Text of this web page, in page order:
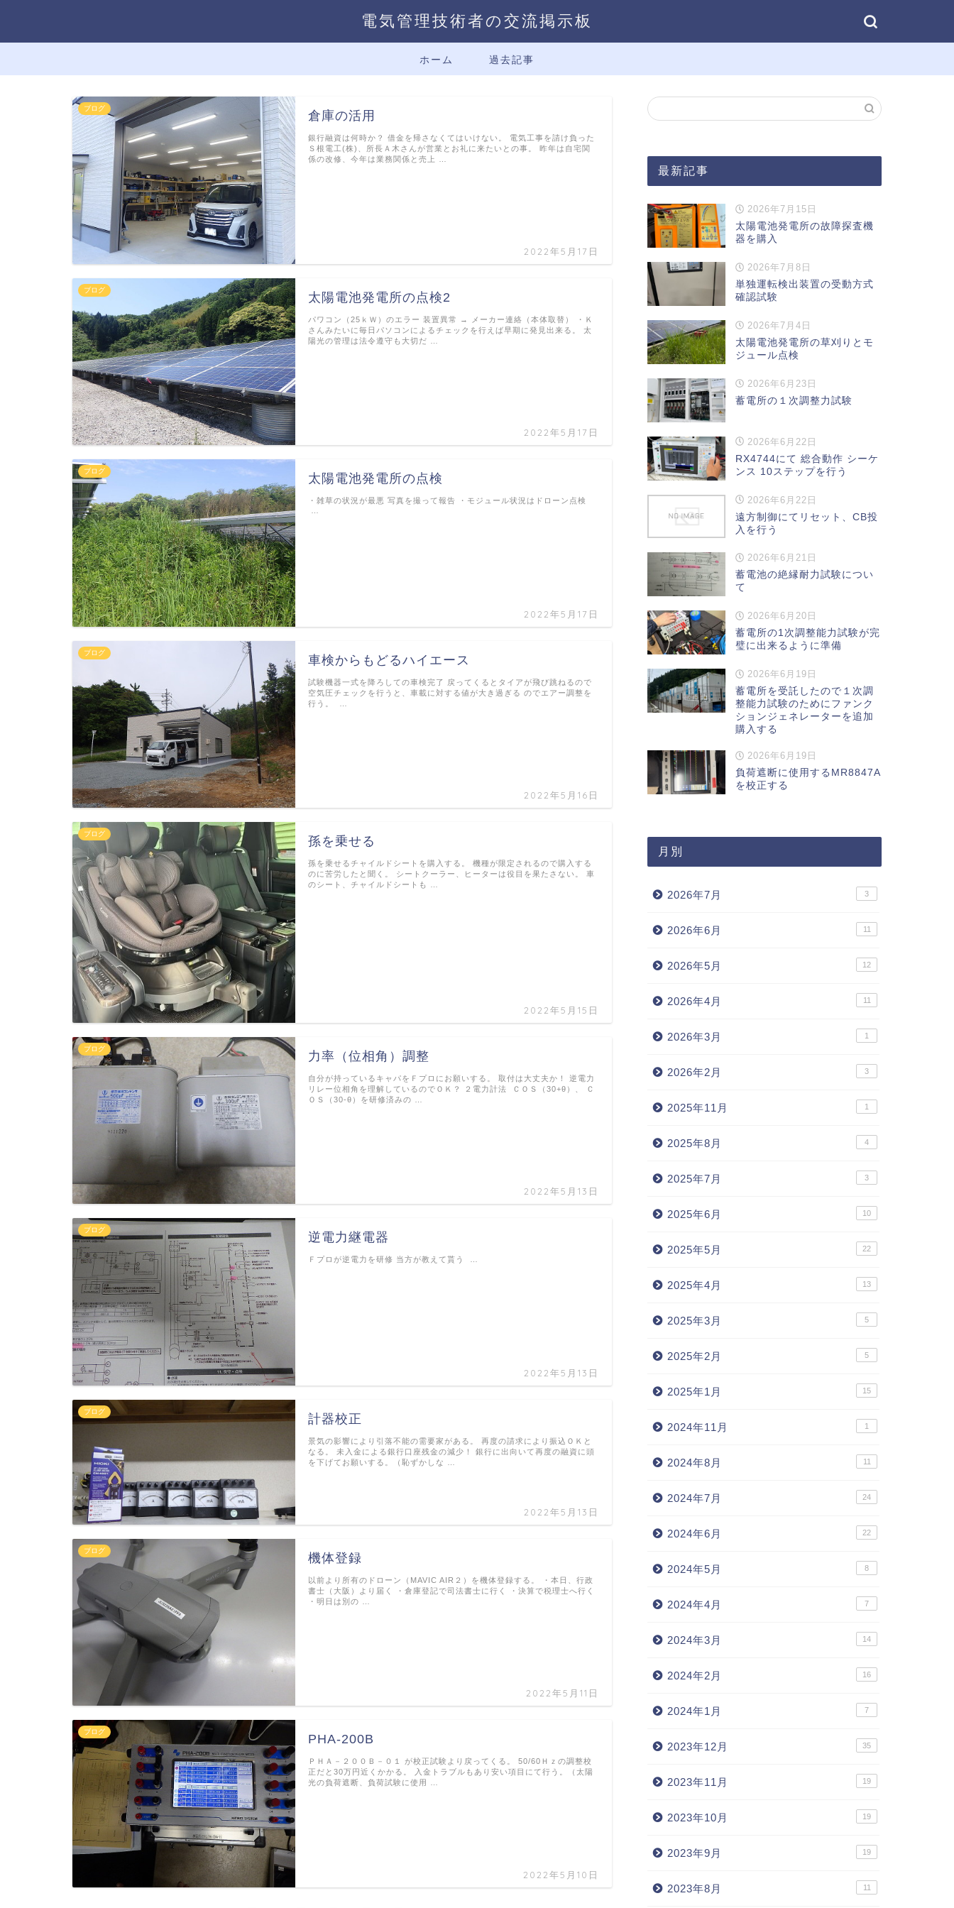
電気管理技術者の交流掲示板
ホーム 過去記事
ブログ
倉庫の活用
2022年5月17日
銀行融資は何時か？ 借金を帰さなくてはいけない。 電気工事を請け負った
Ｓ根電工(株)、所長Ａ木さんが営業とお礼に来たいとの事。 昨年は自宅関
係の改修、今年は業務関係と売上 …
ブログ
太陽電池発電所の点検2
2022年5月17日
パワコン（25ｋＷ）のエラー 装置異常 → メーカー連絡（本体取替） ・Ｋ
さんみたいに毎日パソコンによるチェックを行えば早期に発見出来る。 太
陽光の管理は法令遵守も大切だ …
ブログ
太陽電池発電所の点検
2022年5月17日
・雑草の状況が最悪 写真を撮って報告 ・モジュール状況はドローン点検
ブログ
車検からもどるハイエース
2022年5月16日
試験機器一式を降ろしての車検完了 戻ってくるとタイアが飛び跳ねるので
空気圧チェックを行うと、車載に対する値が大き過ぎる のでエアー調整を
行う。 …
ブログ
孫を乗せる
2022年5月15日
孫を乗せるチャイルドシートを購入する。 機種が限定されるので購入する
のに苦労したと聞く。 シートクーラー、ヒーターは役目を果たさない。 車
のシート、チャイルドシートも …
ブログ
力率（位相角）調整
2022年5月13日
自分が持っているキャパをＦプロにお願いする。 取付は大丈夫か！ 逆電力
リレー位相角を理解しているのでＯＫ？ ２電力計法 ＣＯＳ（30+θ）、 Ｃ
ＯＳ（30-θ）を研修済みの …
ブログ
逆電力継電器
2022年5月13日
Ｆプロが逆電力を研修 当方が教えて貰う …
ブログ
計器校正
2022年5月13日
景気の影響により引落不能の需要家がある。 再度の請求により振込ＯＫと
なる。 未入金による銀行口座残金の減少！ 銀行に出向いて再度の融資に頭
を下げてお願いする。（恥ずかしな …
ブログ
機体登録
2022年5月11日
以前より所有のドローン（MAVIC AIR２）を機体登録する。 ・本日、行政
書士（大阪）より届く ・倉庫登記で司法書士に行く ・決算で税理士へ行く
・明日は別の …
ブログ
PHA-200B
2022年5月10日
ＰＨＡ－２００Ｂ－０１ が校正試験より戻ってくる。 50/60Ｈｚの調整校
正だと30万円近くかかる。 入金トラブルもあり安い項目にて行う。（太陽
光の負荷遮断、負荷試験に使用 …
最新記事
2026年7月15日
太陽電池発電所の故障探査機
器を購入
2026年7月8日
単独運転検出装置の受動方式
確認試験
2026年7月4日
太陽電池発電所の草刈りとモ
ジュール点検
2026年6月23日
蓄電所の１次調整力試験
2026年6月22日
RX4744にて 総合動作 シーケ
ンス 10ステップを行う
2026年6月22日
遠方制御にてリセット、CB投
入を行う
2026年6月21日
蓄電池の絶縁耐力試験につい
て
2026年6月20日
蓄電所の1次調整能力試験が完
璧に出来るように準備
2026年6月19日
蓄電所を受託したので１次調
整能力試験のためにファンク
ションジェネレーターを追加
購入する
2026年6月19日
負荷遮断に使用するMR8847A
を校正する
月別
2026年7月 3
2026年6月 11
2026年5月 12
2026年4月 11
2026年3月 1
2026年2月 3
2025年11月 1
2025年8月 4
2025年7月 3
2025年6月 10
2025年5月 22
2025年4月 13
2025年3月 5
2025年2月 5
2025年1月 15
2024年11月 1
2024年8月 11
2024年7月 24
2024年6月 22
2024年5月 8
2024年4月 7
2024年3月 14
2024年2月 16
2024年1月 7
2023年12月 35
2023年11月 19
2023年10月 19
2023年9月 19
2023年8月 11